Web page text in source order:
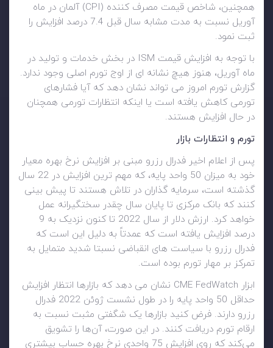
همچنین، شاخص قیمت مصرف کننده (CPI) آلمان در ماه
آوریل نسبت به مدت مشابه سال قبل 7.4 درصد افزایش را
ثبت نمود.
با توجه به افزایش قیمت ISM در بخش خدمات و تولید در
ماه آوریل، هنوز هیچ نشانه ای از اوج تورم اصلی وجود ندارد.
گزارش تورم امروز می تواند نشان دهد که آیا فشارهای
تورمی کاهش یافته است یا اینکه انتظارات تورمی همچنان
در حال افزایش هستند.
تورم و انتظارات بازار
پس از اعلام اخیر فدرال رزرو مبنی بر افزایش نرخ بهره معیار
خود به میزان 50 واحد پایه، که مهم ترین افزایش در 22 سال
گذشته است، سرمایه گذاران در تلاش هستند تا پیش بینی
کنند که بانک مرکزی تا پایان سال چقدر سختگیرانه عمل
خواهد کرد. ارزش دلار از سال 2022 تا کنون نزدیک به 9
درصد افزایش یافته است که عمدتاً به دلیل این است که
فدرال رزرو با سیاست های انقباضی نسبتا شدید متمایل به
تمرکز بر مهار تورم بوده است.
ابزار
CME FedWatch نشان می دهد که بازارها انتظار افزایش
حداقل 50 واحد پایه را در طول نشست ژوئن 2022 فدرال
رزرو دارند. فرض کنید بازارها یک شگفتی مثبت نسبت به
ارقام تورم دریافت کنند. در این صورت، آن‌ها را تشویق
می‌کند که روی افزایش 75 واحدی نرخ بهره حساب بیشتری